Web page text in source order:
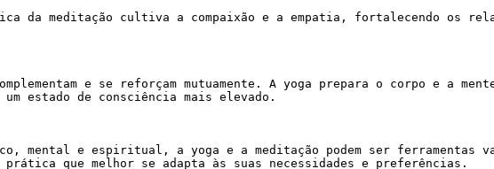
da meditação cultiva a compaixão e a empatia, fortalecendo os
estado de consciência mais elevado.
que melhor se adapta às suas necessidades e preferências.